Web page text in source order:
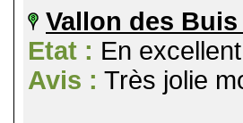
Vallon des Buis
Etat : En
Avis : Très jolie